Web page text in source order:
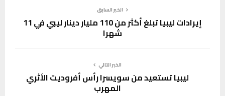
الخبر السابق
إيرادات ليبيا تبلغ أكثر من 110 مليار دينار ليبي في 11
شهرا
الخبر التالي
ليبيا تستعيد من سويسرا رأس أفروديت الأثري
المهرب